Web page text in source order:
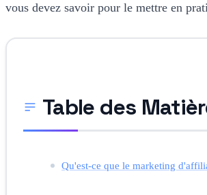
vous devez savoir pour le mettre en
Table des
Qu'est-ce que le marketing